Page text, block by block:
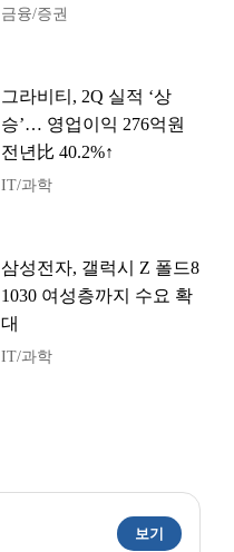
금융/증권
그라비티, 2Q 실적 ‘상
승’… 영업이익 276억원
전년比 40.2%↑
IT/과학
삼성전자, 갤럭시 Z 폴드8
1030 여성층까지 수요 확
대
IT/과학
보기